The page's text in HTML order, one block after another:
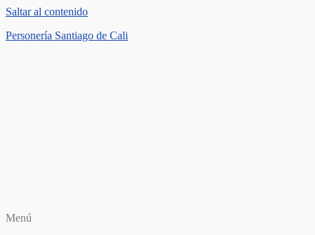
Saltar al contenido
Personería Santiago de Cali
Menú